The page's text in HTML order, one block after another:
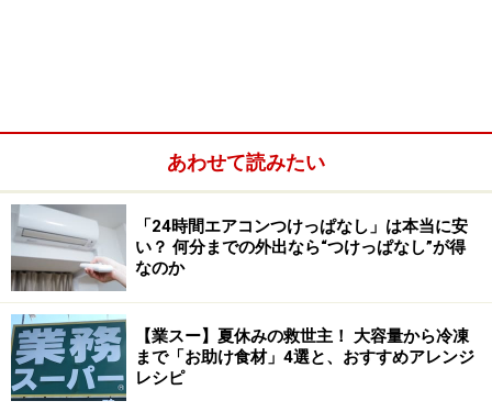
冷蔵庫からバターを出したら、少し柔らかくなるまで常
温で置いておきます。時間は室温によって変わってきま
すが、スプーンなどで触ってみてカチコチでなくなる程
度まで待ちましょう。
常温で少し柔らかくする
バターが柔らかくなったら、本商品のふたを取り、ワイ
あわせて読みたい
「24時間エアコンつけっぱなし」は本当に安
い？ 何分までの外出なら“つけっぱなし”が得
なのか
【業スー】夏休みの救世主！ 大容量から冷凍
まで「お助け食材」4選と、おすすめアレンジ
レシピ